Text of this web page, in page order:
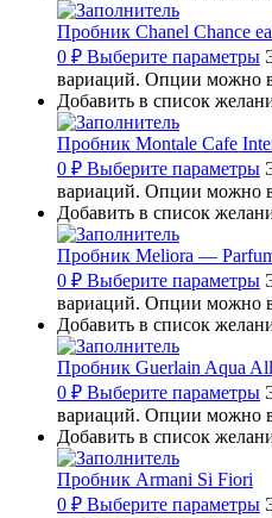
Пробник Chanel Chance
0 ₽ Выберите параметры
вариаций. Опции можно
Добавить в список
Пробник Montale Cafe
0 ₽ Выберите параметры
вариаций. Опции можно
Добавить в список
Пробник Meliora —
0 ₽ Выберите параметры
вариаций. Опции можно
Добавить в список
Пробник Guerlain Aqua
0 ₽ Выберите параметры
вариаций. Опции можно
Добавить в список
Пробник Armani Si Fiori
0 ₽ Выберите параметры